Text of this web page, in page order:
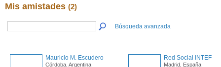
Mis amistades (2)
Búsqueda avanzada
Mauricio M. Escudero
Córdoba, Argentina
Red Social INTEF
Madrid, España